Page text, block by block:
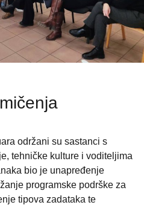
održani su sastanci s
tehničke kulture i voditeljima
bio je unapređenje
programske podrške za
tipova zadataka te